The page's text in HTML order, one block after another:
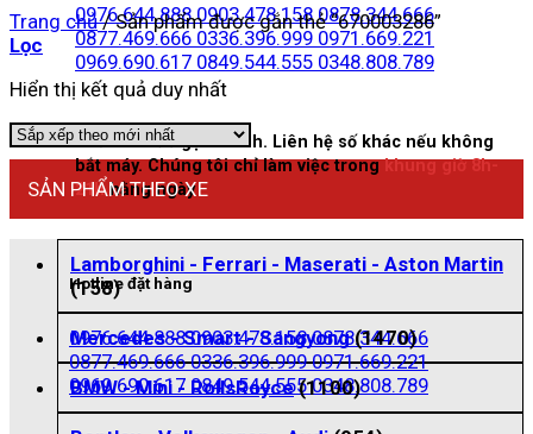
0976.644.888 0903.478.158 0878.344.666
0877.469.666 0336.396.999 0971.669.221
0969.690.617 0849.544.555 0348.808.789
Nhấn vào để gọi nhanh. Liên hệ số khác nếu không
bắt máy. Chúng tôi chỉ làm việc trongkhung giờ 8h-
21hhằng ngày
Hotline đặt hàng
0976.644.888 0903.478.158 0878.344.666
0877.469.666 0336.396.999 0971.669.221
0969.690.617 0849.544.555 0348.808.789
Trang chủ /Sản phẩm được gắn thẻ “670003286”
Lọc
Hiển thị kết quả duy nhất
SẢN PHẨM THEO XE
Lamborghini - Ferrari - Maserati - Aston Martin
(158)
Mercedes - Smart - Sangyong (1470)
BMW - Mini - RollsRoyce (1100)